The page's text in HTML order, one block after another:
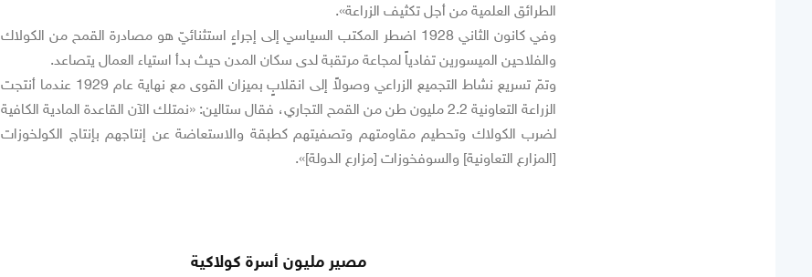
الطرائق العلمية من أجل تكثيف الزراعة».
وفي كانون الثاني 1928 اضطر المكتب السياسي إلى إجراءٍ استثنائيّ هو مصادرة القمح من الكولاك
والفلاحين الميسورين تفادياً لمجاعة مرتقبة لدى سكان المدن حيث بدأ استياء العمال يتصاعد.
وتمّ تسريع نشاط التجميع الزراعي وصولاً إلى انقلابٍ بميزان القوى مع نهاية عام 1929 عندما أنتجت
الزراعة التعاونية 2.2 مليون طن من القمح التجاري، فقال ستالين: «نمتلك الآن القاعدة المادية الكافية
لضرب الكولاك وتحطيم مقاومتهم وتصفيتهم كطبقة والاستعاضة عن إنتاجهم بإنتاج الكولخوزات
[المزارع التعاونية] والسوفخوزات [مزارع الدولة]».
مصير مليون أسرة كولاكية